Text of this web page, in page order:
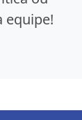
equipe!